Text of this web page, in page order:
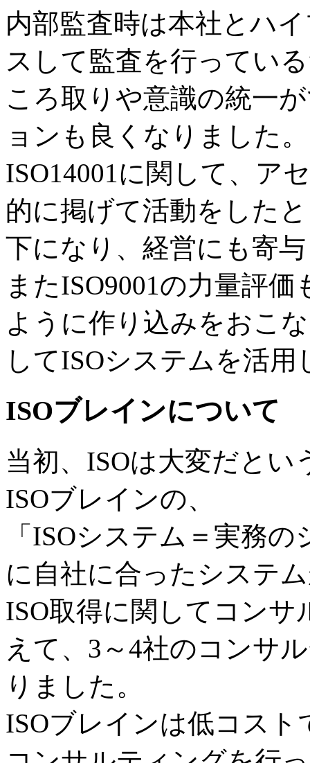
内部監査時は本社とハ
スして監査を行ってい
ころ取りや意識の統一
ョンも良くなりました。
ISO14001に関して、ア
的に掲げて活動をした
下になり、経営にも寄
またISO9001の力量評
ように作り込みをおこ
してISOシステムを活用
ISOブレインについて
当初、ISOは大変だと
ISOブレインの、
「ISOシステム＝実務
に自社に合ったシステ
ISO取得に関してコン
えて、3～4社のコンサ
りました。
ISOブレインは低コス